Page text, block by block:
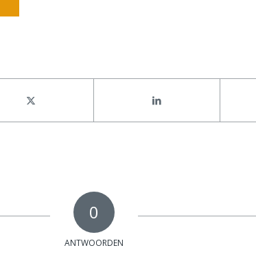
0
ANTWOORDEN